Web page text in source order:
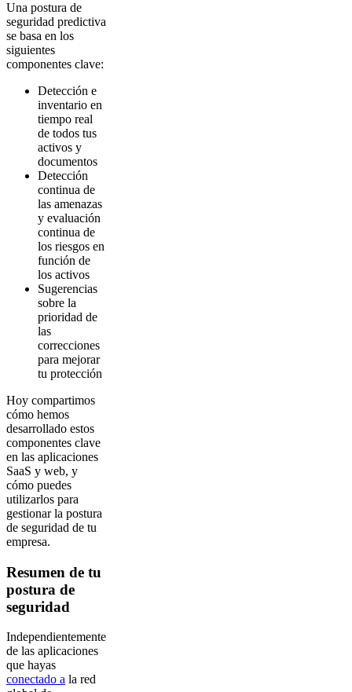
Una postura de
seguridad predictiva
se basa en los
siguientes
componentes clave:
Detección e
inventario en
tiempo real
de todos tus
activos y
documentos
Detección
continua de
las amenazas
y evaluación
continua de
los riesgos en
función de
los activos
Sugerencias
sobre la
prioridad de
las
correcciones
para mejorar
tu protección
Hoy compartimos
cómo hemos
desarrollado estos
componentes clave
en las aplicaciones
SaaS y web, y
cómo puedes
utilizarlos para
gestionar la postura
de seguridad de tu
empresa.
Resumen de tu
postura de
seguridad
Independientemente
de las aplicaciones
que hayas
conectado a la red